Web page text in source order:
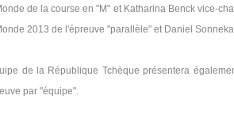
de la course en "M" et Katharina Benck vice-
2013 de l'épreuve "parallèle" et Daniel
de la République Tchèque présentera
par "équipe".